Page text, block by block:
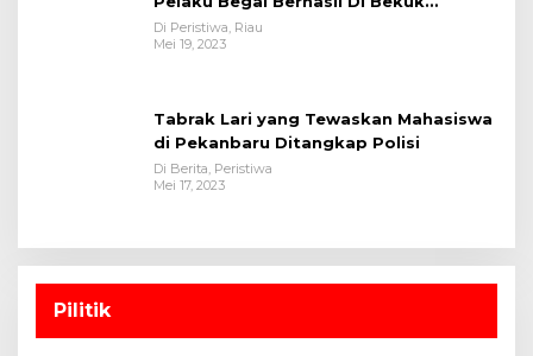
Satreskrim Polres Kuansing
Di Peristiwa, Riau
Mei 19, 2023
Tabrak Lari yang Tewaskan Mahasiswa
di Pekanbaru Ditangkap Polisi
Di Berita, Peristiwa
Mei 17, 2023
Pilitik